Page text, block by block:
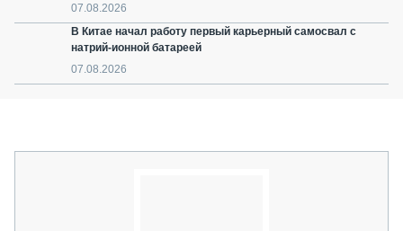
07.08.2026
В Китае начал работу первый карьерный самосвал с
натрий-ионной батареей
07.08.2026